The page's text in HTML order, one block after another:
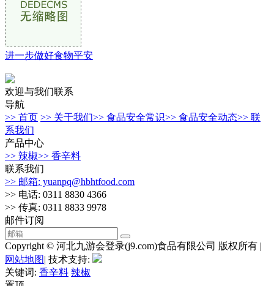
进一步做好食物平安
欢迎与我们联系
导航
>> 首页 >> 关于我们>> 食品安全常识>> 食品安全动态>> 联
系我们
产品中心
>> 辣椒>> 香辛料
联系我们
>> 邮箱: yuanpq@hbhtfood.com
>> 电话: 0311 8830 4366
>> 传真: 0311 8833 9978
邮件订阅
Copyright © 河北九游会登录(j9.com)食品有限公司 版权所有 |
网站地图| 技术支持:
关键词: 香辛料 辣椒